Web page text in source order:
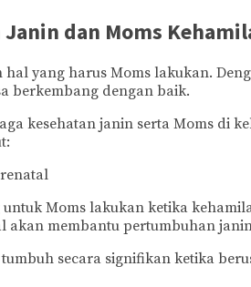
dan Moms
yang harus Moms lakukan.
berkembang dengan baik.
kesehatan janin serta Moms di
Moms lakukan ketika
membantu pertumbuhan
secara signifikan ketika